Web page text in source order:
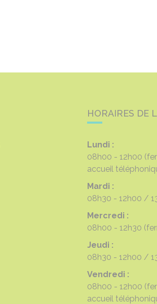
HORAIRES DE
Lundi :
08h00 - 12h00
accueil
Mardi :
08h30 - 12h00
Mercredi :
08h00 - 12h30
Jeudi :
08h30 - 12h00
Vendredi :
08h00 - 12h00
accueil